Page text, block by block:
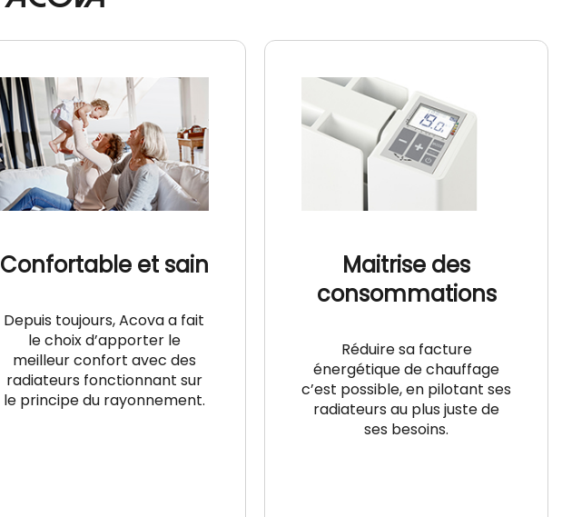
Confortable et sain
Depuis toujours, Acova a fait
le choix d’apporter le
meilleur confort avec des
radiateurs fonctionnant sur
le principe du rayonnement.
Maitrise des
consommations
Réduire sa facture
énergétique de chauffage
c’est possible, en pilotant ses
radiateurs au plus juste de
ses besoins.